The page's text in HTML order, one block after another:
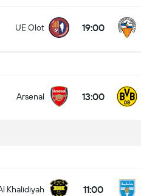
UE Olot 19:00
Arsenal 13:00
Khalidiyah 11:00